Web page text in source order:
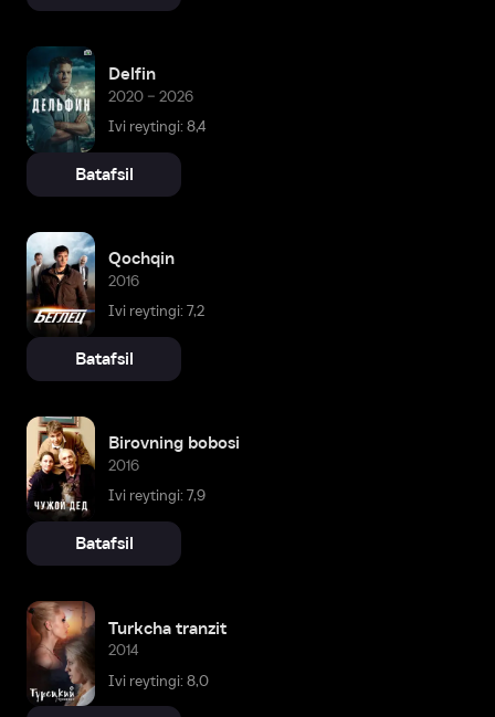
Delfin
2020 – 2026
Ivi reytingi: 8,4
Batafsil
Qochqin
2016
Ivi reytingi: 7,2
Batafsil
Birovning bobosi
2016
Ivi reytingi: 7,9
Batafsil
Turkcha tranzit
2014
Ivi reytingi: 8,0